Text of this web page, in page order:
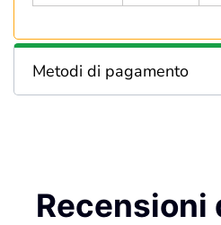
Metodi di pagamento
Recensioni